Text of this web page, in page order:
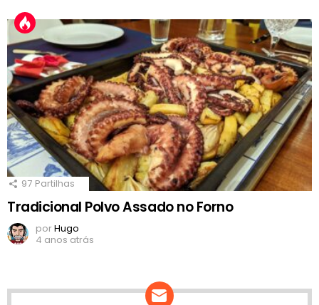
97 Partilhas
Tradicional Polvo Assado no Forno
porHugo
4 anos atrás